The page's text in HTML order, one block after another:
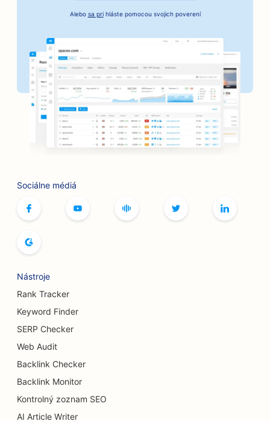
SEO pre služby kaucií
SEO pre pekárne
SEO pre banky
SEO pre holičstvá
SEO pre kaviarne so stolnými hrami
SEO pre grilovacie zariadenia
SEO pre služby botoxu a výplňových materiálov
SEO pre bowlingové dráhy
SEO pre butiky
SEO pre pivovary
SEO pre Burger Trucks
SEO pre popáleninových chirurgov
SEO pre predajcov áut
Alebo sa prihláste pomocou svojich poverení
Sociálne médiá
Nástroje
Rank Tracker
Keyword Finder
SERP Checker
Web Audit
Backlink Checker
Backlink Monitor
Kontrolný zoznam SEO
AI Article Writer